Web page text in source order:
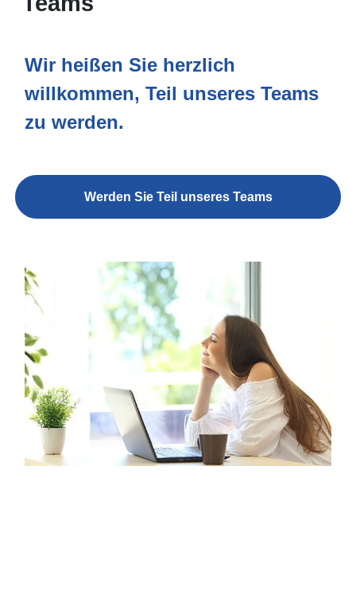
Wir heißen Sie herzlich
willkommen, Teil unseres Teams
zu werden.
Werden Sie Teil unseres Teams